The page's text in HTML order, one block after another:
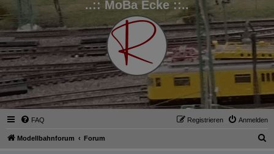
..:: MoBa Ecke ::..
FAQ Anmelden
Registrieren
Modellbahnforum Forum